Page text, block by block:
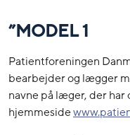
”MODEL 1
Patientforeningen
bearbejder og lægger
navne på læger, der
hjemmeside